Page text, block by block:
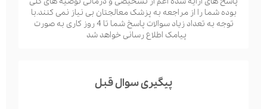
بوده شما را از مراجعه به پزشک معالجتان بی نیاز نمی کنند.با
توجه به تعداد زیاد سوالات پاسخ شما تا 4 روز کاری به صورت
پیامک اطلاع رسانی خواهد شد
پیگیری سوال قبل